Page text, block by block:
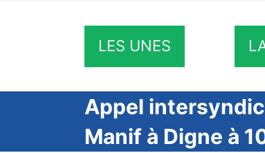
LES UNES
Appel
Manif à Digne à